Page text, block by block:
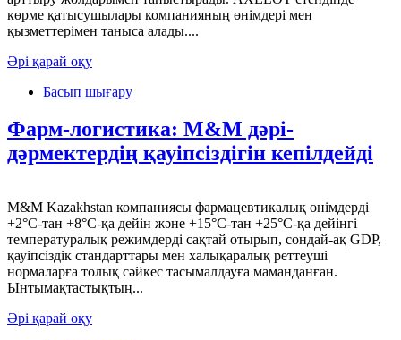
көрме қатысушылары компанияның өнімдері мен
қызметтерімен таныса алады....
Әрі қарай оқу
Басып шығару
Фарм-логистика: M&M дәрі-
дәрмектердің қауіпсіздігін кепілдейді
M&M Kazakhstan компаниясы фармацевтикалық өнімдерді
+2°С-тан +8°С-қа дейін және +15°С-тан +25°С-қа дейінгі
температуралық режимдерді сақтай отырып, сондай-ақ GDP,
қауіпсіздік стандарттары мен халықаралық реттеуші
нормаларға толық сәйкес тасымалдауға маманданған.
Ынтымақтастықтың...
Әрі қарай оқу